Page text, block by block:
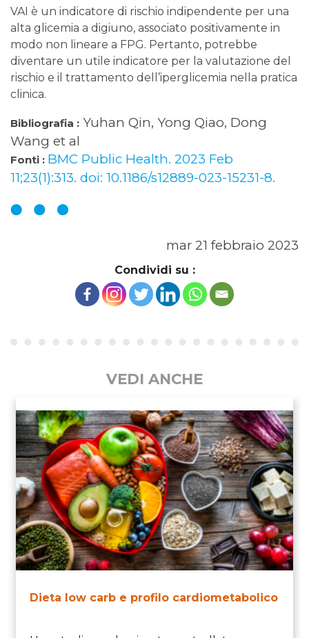
VAI è un indicatore di rischio indipendente per una
alta glicemia a digiuno, associato positivamente in
modo non lineare a FPG. Pertanto, potrebbe
diventare un utile indicatore per la valutazione del
rischio e il trattamento dell’iperglicemia nella pratica
clinica.
Bibliografia : Yuhan Qin, Yong Qiao, Dong
Wang et al
Fonti : BMC Public Health. 2023 Feb
11;23(1):313. doi: 10.1186/s12889-023-15231-8.
mar 21 febbraio 2023
Condividi su :
VEDI ANCHE
Dieta low carb e profilo cardiometabolico